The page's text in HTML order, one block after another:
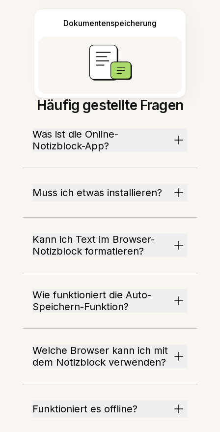
Dokumentenspeicherung
Häufig gestellte Fragen
Was ist die Online-
Notizblock-App?
Muss ich etwas installieren?
Kann ich Text im Browser-
Notizblock formatieren?
Wie funktioniert die Auto-
Speichern-Funktion?
Welche Browser kann ich mit
dem Notizblock verwenden?
Funktioniert es offline?